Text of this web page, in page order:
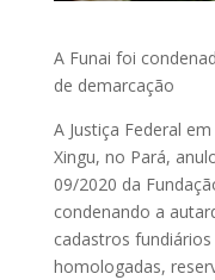
A Funai foi
de demarcação
A Justiça Federal
Xingu, no Pará,
09/2020 da
condenando a
cadastros
homologadas,